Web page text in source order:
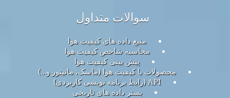
سوالات متداول
منبع داده های کیفیت هوا
محاسبه شاخص کیفیت هوا
پیش بینی کیفیت هوا
محصولات با کیفیت هوا (ماسک، مانیتور و…)
API (رابط برنامه نویسی کاربردی)
بستر داده های تاریخی